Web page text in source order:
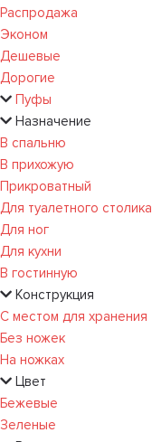
Распродажа
Эконом
Дешевые
Дорогие
Пуфы
Назначение
В спальню
В прихожую
Прикроватный
Для туалетного столика
Для ног
Для кухни
В гостинную
Конструкция
С местом для хранения
Без ножек
На ножках
Цвет
Бежевые
Зеленые